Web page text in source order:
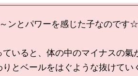
～ンとパワーを感じた子なのです☆
ていると、体の中のマイナスの氣
りとベールをはぐような抜けてい